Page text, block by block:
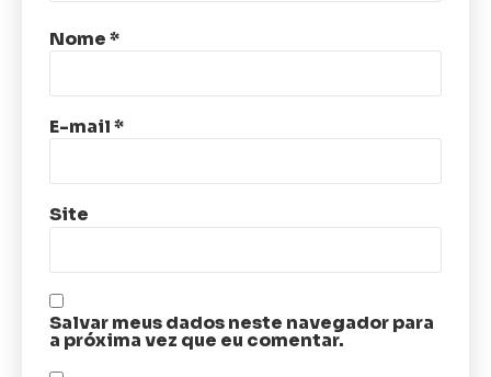
Nome*
E-mail*
Site
Salvar meus dados neste navegador para
a próxima vez que eu comentar.